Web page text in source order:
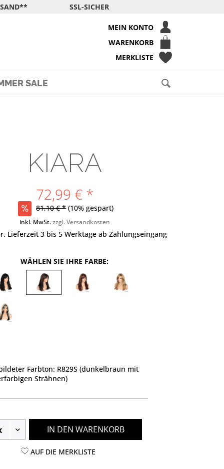
SSL-SICHER
MEIN KONTO
WARENKORB
MERKLISTE
SALE
KIARA
72,99 € *
81,10 € * (10% gespart)
inkl. MwSt.zzgl. Versandkosten
Lieferzeit 3 bis 5 Werktage ab Zahlungseingang
WÄHLEN SIE IHRE FARBE:
Farbton: R829S (dunkelbraun mit
Strähnen)
IN DEN WARENKORB
AUF DIE MERKLISTE